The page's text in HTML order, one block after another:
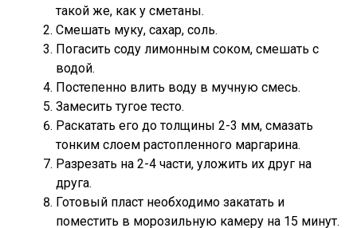
такой же, как у сметаны.
Смешать муку, сахар, соль.
Погасить соду лимонным соком, смешать с
водой.
Постепенно влить воду в мучную смесь.
Замесить тугое тесто.
Раскатать его до толщины 2-3 мм, смазать
тонким слоем растопленного маргарина.
Разрезать на 2-4 части, уложить их друг на
друга.
Готовый пласт необходимо закатать и
поместить в морозильную камеру на 15 минут.